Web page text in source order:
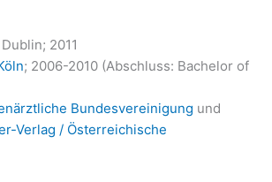
2011
; 2006-2010 (Abschluss: Bachelor of
Bundesvereinigung und
Verlag / Österreichische